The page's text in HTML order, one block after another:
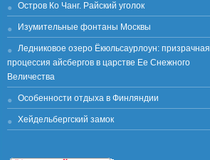
Остров Ко Чанг. Райский уголок
Изумительные фонтаны Москвы
Ледниковое озеро Ёкюльсаурлоун: призрачная
процессия айсбергов в царстве Ее Снежного
Величества
Особенности отдыха в Финляндии
Хейдельбергский замок